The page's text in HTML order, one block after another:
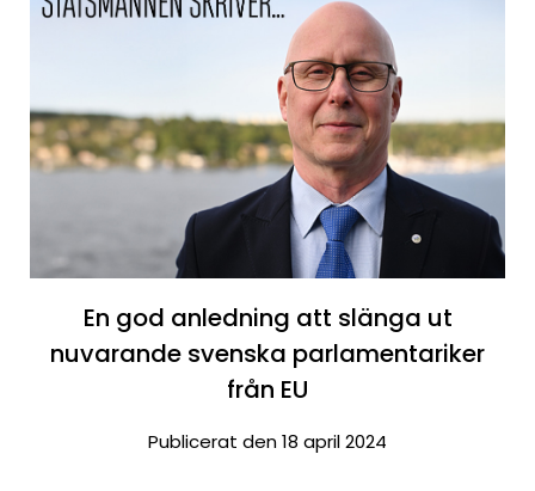
En god anledning att slänga ut
nuvarande svenska parlamentariker
från EU
Publicerat den 18 april 2024